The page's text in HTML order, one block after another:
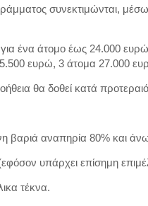
συνεκτιμώνται,
για ένα άτομο έως 24.000
ευρώ, 3 άτομα 27.000
θα δοθεί κατά
βαριά αναπηρία 80% και
υπάρχει επίσημη
τέκνα.